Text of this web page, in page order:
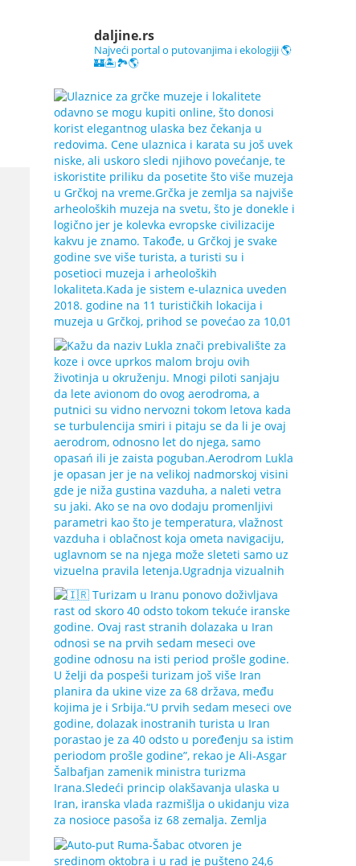
daljine.rs
Najveći portal o putovanjima i ekologiji 🌎
🏰🏝️🏞️🌎